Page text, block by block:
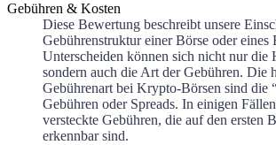
Gebühren & Kosten
Diese Bewertung beschreibt unsere
Gebührenstruktur einer Börse oder eines
Unterscheiden können sich nicht nur die
sondern auch die Art der Gebühren. Die
Gebührenart bei Krypto-Börsen sind die
Gebühren oder Spreads. In einigen
versteckte Gebühren, die auf den ersten
erkennbar sind.